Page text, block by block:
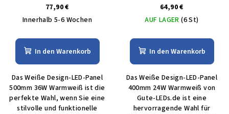
77,90 €
Innerhalb 5-6 Wochen
In den Warenkorb
Das Weiße Design-LED-Panel
500mm 36W Warmweiß ist die
perfekte Wahl, wenn Sie eine
stilvolle und funktionelle
64,90 €
AUF LAGER(6 St)
In den Warenkorb
Das Weiße Design-LED-Panel
400mm 24W Warmweiß von
Gute-LEDs.de ist eine
hervorragende Wahl für